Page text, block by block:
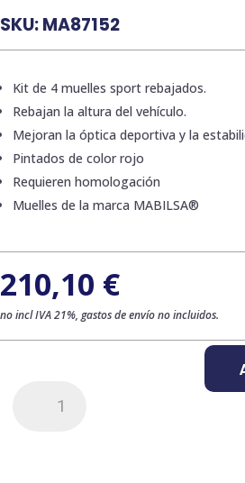
SKU:MA87152
Kit de 4 muelles sport rebajados.
Rebajan la altura del vehículo.
Mejoran la óptica deportiva y la
Pintados de color rojo
Requieren homologación
Muelles de la marca MABILSA®
210,10 €
no incl IVA 21%, gastos de envío no incluidos.